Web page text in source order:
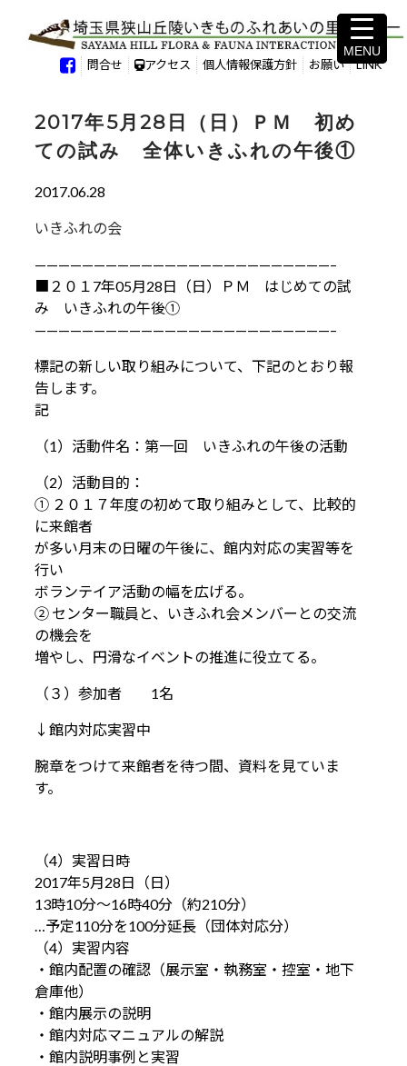
問合せ アクセス 個人情報保護方針 お願い LINK
2017年5月28日（日）ＰＭ 初め
ての試み 全体いきふれの午後①
2017.06.28
いきふれの会
—————————————————————————–
■２０１7年05月28日（日）ＰＭ はじめての試
み いきふれの午後①
—————————————————————————–
標記の新しい取り組みについて、下記のとおり報
告します。
記
（1）活動件名：第一回 いきふれの午後の活動
（2）活動目的：
① ２０１７年度の初めて取り組みとして、比較的
に来館者
が多い月末の日曜の午後に、館内対応の実習等を
行い
ボランテイア活動の幅を広げる。
② センター職員と、いきふれ会メンバーとの交流
の機会を
増やし、円滑なイベントの推進に役立てる。
（３）参加者 1名
↓館内対応実習中
腕章をつけて来館者を待つ間、資料を見ていま
す。
（4）実習日時
2017年5月28日（日）
13時10分～16時40分（約210分）
…予定110分を100分延長（団体対応分）
（4）実習内容
・館内配置の確認（展示室・執務室・控室・地下
倉庫他）
・館内展示の説明
・館内対応マニュアルの解説
・館内説明事例と実習
MENU
MENU